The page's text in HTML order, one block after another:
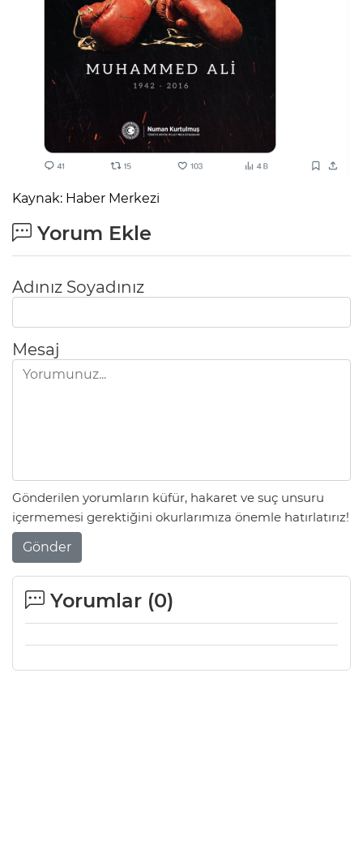
Kaynak: Haber Merkezi
Yorum Ekle
Adınız Soyadınız
Mesaj
Gönderilen yorumların küfür, hakaret ve suç unsuru
içermemesi gerektiğini okurlarımıza önemle hatırlatırız!
Gönder
Yorumlar (0)